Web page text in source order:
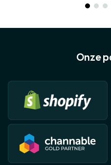
Onze